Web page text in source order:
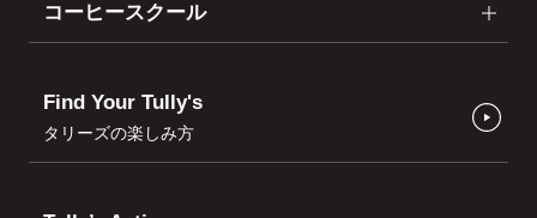
コーヒースクール
Find Your Tully's
タリーズの楽しみ方